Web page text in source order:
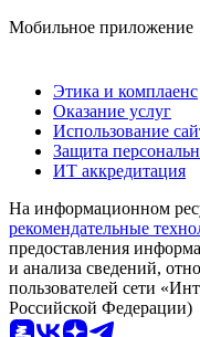
Мобильное приложение
Этика и комплаенс
Оказание услуг
Использование
Защита
ИТ аккредитация
На информационном
рекомендательные
предоставления
и анализа сведений,
пользователей сети
Российской Федерации)